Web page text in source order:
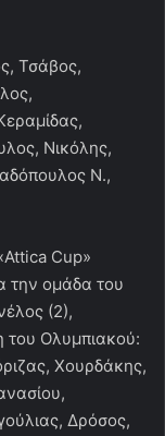
Τσάβος,
Νικόλης,
Ν.,
Cup»
την ομάδα του
(2),
Ολυμπιακού:
Χουρδάκης,
Δρόσος,